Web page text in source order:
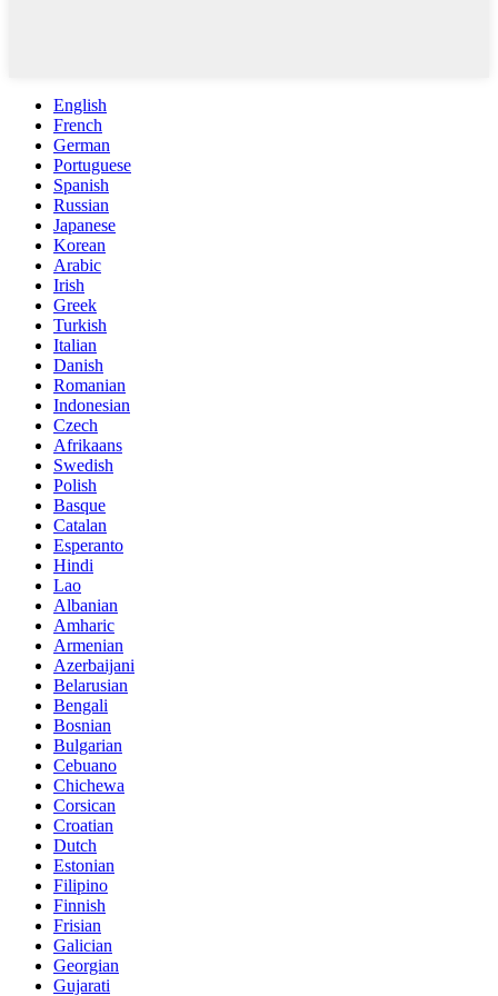
English
French
German
Portuguese
Spanish
Russian
Japanese
Korean
Arabic
Irish
Greek
Turkish
Italian
Danish
Romanian
Indonesian
Czech
Afrikaans
Swedish
Polish
Basque
Catalan
Esperanto
Hindi
Lao
Albanian
Amharic
Armenian
Azerbaijani
Belarusian
Bengali
Bosnian
Bulgarian
Cebuano
Chichewa
Corsican
Croatian
Dutch
Estonian
Filipino
Finnish
Frisian
Galician
Georgian
Gujarati